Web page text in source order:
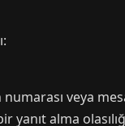
veya
alma